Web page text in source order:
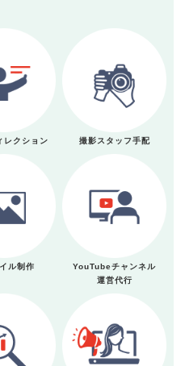
レクション 撮影スタッフ手配
ル制作
YouTubeチャンネル
運営代行